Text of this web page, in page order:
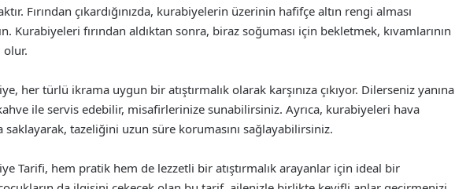
Fırından çıkardığınızda, kurabiyelerin üzerinin hafifçe altın rengi alması
Kurabiyeleri fırından aldıktan sonra, biraz soğuması için bekletmek, kıvamlarının
olur.
her türlü ikrama uygun bir atıştırmalık olarak karşınıza çıkıyor. Dilerseniz yanına
ile servis edebilir, misafirlerinize sunabilirsiniz. Ayrıca, kurabiyeleri hava
tazeliğini uzun süre korumasını sağlayabilirsiniz.
Tarifi, hem pratik hem de lezzetli bir atıştırmalık arayanlar için ideal bir